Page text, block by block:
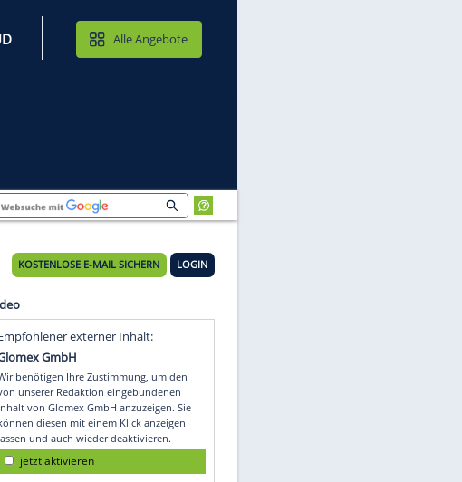
MAIL & CLOUD
KOSTENLOSE E-MAIL SICHERN
Empfohlener externer Inhalt:
Glomex GmbH
Wir benötigen Ihre Zustimmung, um den
von unserer Redaktion eingebundenen